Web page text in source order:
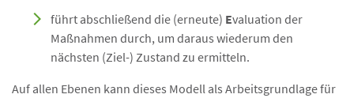
führt abschließend die (erneute) Evaluation der
Maßnahmen durch, um daraus wiederum den
nächsten (Ziel-) Zustand zu ermitteln.
Auf allen Ebenen kann dieses Modell als Arbeitsgrundlage für